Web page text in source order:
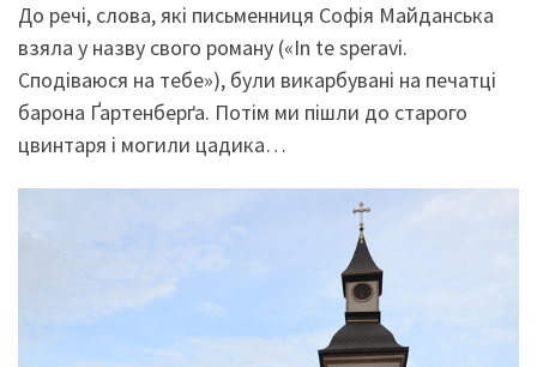
До речі, слова, які письменниця Софія Майданська
взяла у назву свого роману («In te speravi.
Сподіваюся на тебе»), були викарбувані на печатці
барона Ґартенберґа. Потім ми пішли до старого
цвинтаря і могили цадика…